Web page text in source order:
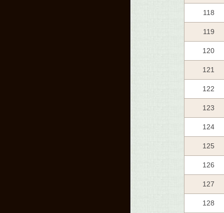
118
119
120
121
122
123
124
125
126
127
128